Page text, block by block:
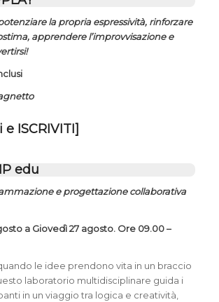
la propria espressività, rinforzare
apprendere l’improvvisazione e
e ISCRIVITI]
edu
e progettazione collaborativa
a Giovedì 27 agosto. Ore 09.00 –
le idee prendono vita in un braccio
laboratorio multidisciplinare guida i
in un viaggio tra logica e creatività,